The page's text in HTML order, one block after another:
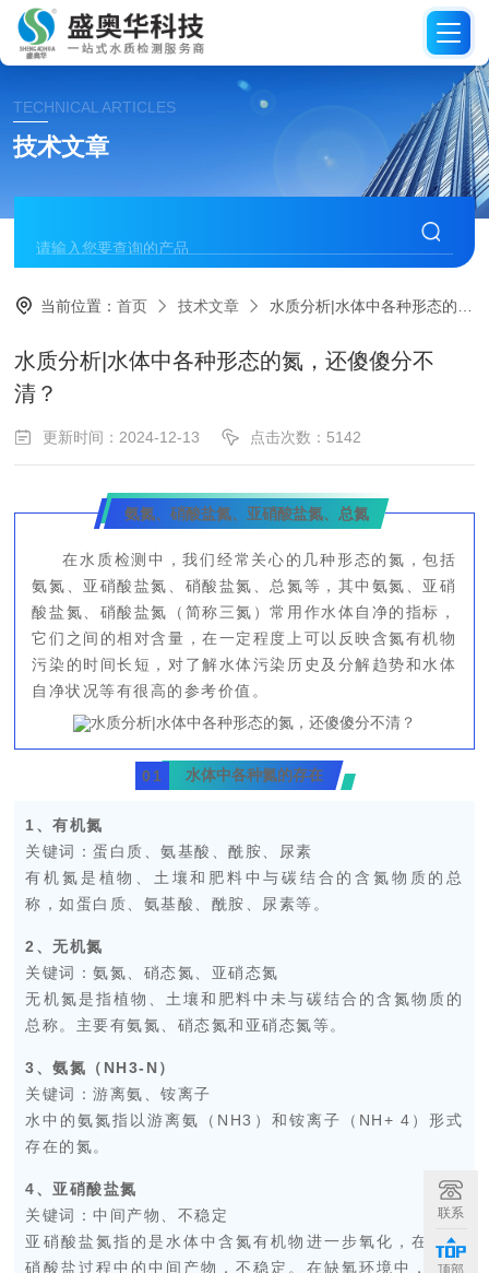
TECHNICAL ARTICLES
技术文章
当前位置：首页 技术文章 水质分析|水体中各种形态的氮，还傻傻分不清？
水质分析|水体中各种形态的氮，还傻傻分不
清？
更新时间：2024-12-13 点击次数：5142
氨氮、硝酸盐氮、亚硝酸盐氮、总氮
在水质检测中，我们经常关心的几种形态的氮，包括
氨氮、亚硝酸盐氮、硝酸盐氮、总氮等，其中氨氮、亚硝
酸盐氮、硝酸盐氮（简称三氮）常用作水体自净的指标，
它们之间的相对含量，在一定程度上可以反映含氮有机物
污染的时间长短，对了解水体污染历史及分解趋势和水体
自净状况等有很高的参考价值。
01 水体中各种氮的存在
1、有机氮
关键词：蛋白质、氨基酸、酰胺、尿素
有机氮是植物、土壤和肥料中与碳结合的含氮物质的总
称，如蛋白质、氨基酸、酰胺、尿素等。
2、无机氮
关键词：氨氮、硝态氮、亚硝态氮
无机氮是指植物、土壤和肥料中未与碳结合的含氮物质的
总称。主要有氨氮、硝态氮和亚硝态氮等。
3、氨氮（NH3-N）
关键词：游离氨、铵离子
水中的氨氮指以游离氨（NH3）和铵离子（NH+ 4）形式
存在的氮。
4、亚硝酸盐氮
关键词：中间产物、不稳定
亚硝酸盐氮指的是水体中含氮有机物进一步氧化，在变成
硝酸盐过程中的中间产物，不稳定。在缺氧环境中，水中
联系
顶部